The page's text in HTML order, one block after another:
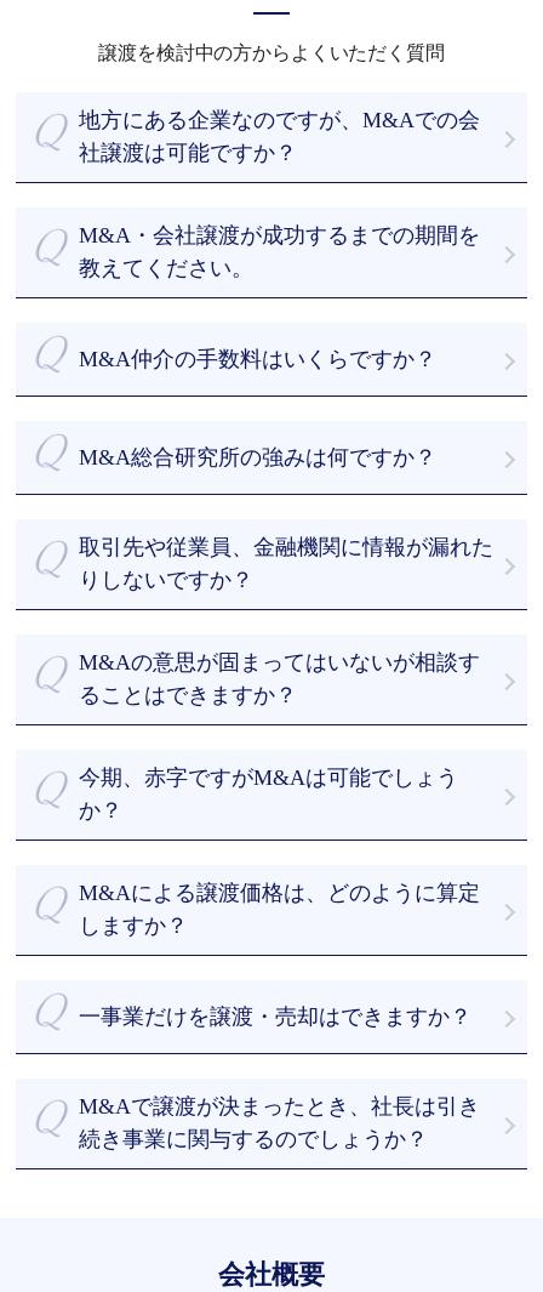
譲渡を検討中の方からよくいただく質問
地方にある企業なのですが、M&Aでの会
社譲渡は可能ですか？
します。今までM&A仲介をさせていただいた会社様
の多くは地方の会社様です。
M&A・会社譲渡が成功するまでの期間を
教えてください。
まずは当社のデータベースから約500 - 1000社程度
に絞って選定し、買い手先を探索します。早ければ
初回相談から１か月以内に面談を実施し、デューデ
導きます。
をなくして、M&Aにかかる期間を短縮することがで
きます。
が聞かれます。M&A総合研究所では、お客様目線で
成果にコミットします。
M&A仲介の手数料はいくらですか？
ついて完全成功報酬制を採用しております。
着手金・中間報酬を一切頂きません。詳細は「料金
体系」をご参照ください。
M&A総合研究所の強みは何ですか？
・M&A支援の実績が豊富
・最短43日のスピード成約
・経験豊富なM&Aアドバイザーのフルサポート
M&A総研はM&Aを専門とするアドバイザーが、丁寧
かつ真摯的にM&Aの交渉をさせていただきます。
取引先や従業員、金融機関に情報が漏れた
りしないですか？
徹底した安全管理に努めています。
また、買手候補に提案する際も、提案する候補先を
絞り、NDA（秘密保持契約）を結んだ上でなければ
依頼（いわゆる非専任契約）すると情報漏洩が起こ
るリスクが高まります。情報漏洩を防ぐため、一社
のみに仲介を依頼する専任契約をおすすめします。
M&Aの意思が固まってはいないが相談す
ることはできますか？
案を一緒に探しましょう。情報を収集したいといっ
たご相談も喜んで承ります。
今期、赤字ですがM&Aは可能でしょう
か？
料ですので、まずはご相談ください。
M&Aによる譲渡価格は、どのように算定
しますか？
形資産やノウハウも加味した上で企業価値算定を行
います。
その結果をもとにしつつ、オーナー経営者様のご意
一事業だけを譲渡・売却はできますか？
で、まずはご相談ください。
M&Aで譲渡が決まったとき、社長は引き
続き事業に関与するのでしょうか？
会社概要